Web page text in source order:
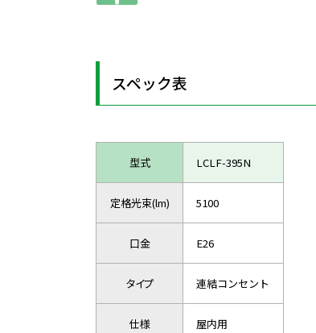
スペック表
型式 LCLF-395N
定格光束(lm) 5100
口金 E26
タイプ 連結コンセント
仕様 屋内用